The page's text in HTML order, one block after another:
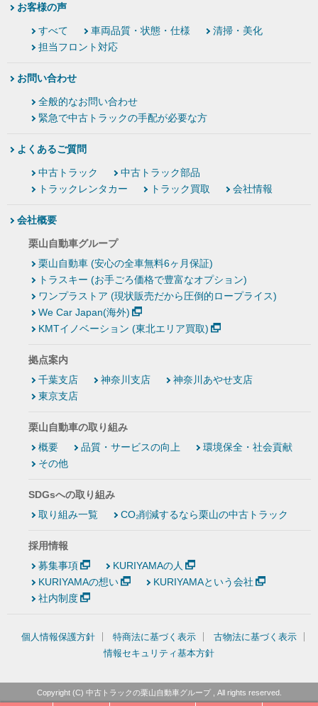
お客様の声
すべて 車両品質・状態・仕様
清掃・美化
担当フロント対応
お問い合わせ
全般的なお問い合わせ
緊急で中古トラックの手配が必要な方
よくあるご質問
中古トラック
中古トラック部品
トラックレンタカー
トラック買取 会社情報
会社概要
栗山自動車グループ
栗山自動車 (安心の全車無料6ヶ月保証)
トラスキー (お手ごろ価格で豊富なオプション)
ワンプラストア (現状販売だから圧倒的ロープライス)
We Car Japan(海外)
KMTイノベーション (東北エリア買取)
拠点案内
千葉支店
神奈川支店
神奈川あやせ支店
東京支店
栗山自動車の取り組み
概要
品質・サービスの向上
環境保全・社会貢献
その他
SDGsへの取り組み
取り組み一覧
CO₂削減するなら栗山の中古トラック
採用情報
募集事項
KURIYAMAの人
KURIYAMAの想い
KURIYAMAという会社
社内制度
個人情報保護方針 特商法に基づく表示
古物法に基づく表示
情報セキュリティ基本方針
Copyright (C) 中古トラックの栗山自動車グループ, All rights reserved.